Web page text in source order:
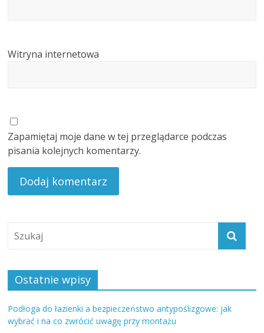
Witryna internetowa
Zapamiętaj moje dane w tej przeglądarce podczas
pisania kolejnych komentarzy.
Ostatnie wpisy
Podłoga do łazienki a bezpieczeństwo antypoślizgowe: jak
wybrać i na co zwrócić uwagę przy montażu